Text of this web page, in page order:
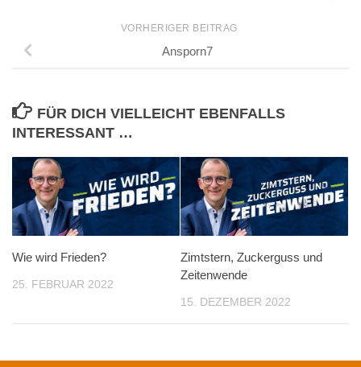
VORHERIGER BEITRAG
Ansporn7
FÜR DICH VIELLEICHT EBENFALLS
INTERESSANT …
Wie wird Frieden?
25. FEBRUAR 2022
Zimtstern, Zuckerguss und
Zeitenwende
15. DEZEMBER 2022